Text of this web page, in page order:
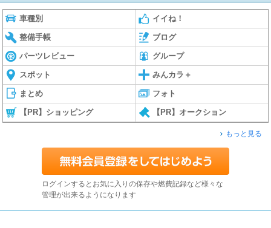
車種別 イイね！
整備手帳 ブログ
パーツレビュー グループ
スポット みんカラ＋
まとめ フォト
【PR】ショッピング 【PR】オークション
もっと見る
ログインするとお気に入りの保存や燃費記録など様々な
管理が出来るようになります